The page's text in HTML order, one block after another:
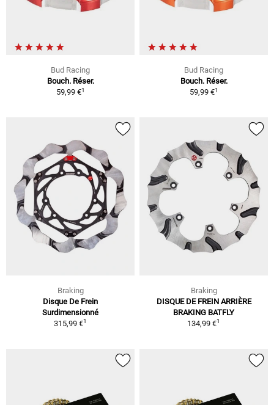
Bud Racing
Bouch. Réser.
59,99 €1
Bud Racing
Bouch. Réser.
59,99 €1
Braking
Disque De Frein
Surdimensionné
315,99 €1
Braking
DISQUE DE FREIN ARRIÈRE
BRAKING BATFLY
134,99 €1